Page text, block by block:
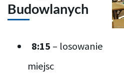
Budowlanych
8:15 – losowanie
miejsc